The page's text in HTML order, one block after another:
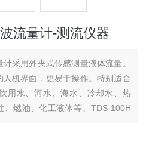
流量计-测流仪器
采用外夹式传感测量液体流量。
机界面，更易于操作。特别适合
用水、河水、海水、冷却水、热
、燃油、化工液体等。TDS-100H